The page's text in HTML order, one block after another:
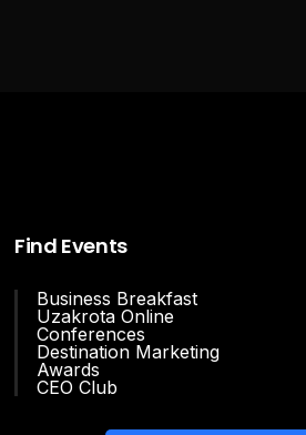
Find Events
Business Breakfast
Uzakrota Online
Conferences
Destination Marketing
Awards
CEO Club